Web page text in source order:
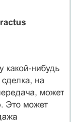
какой-нибудь
на
может
Это может